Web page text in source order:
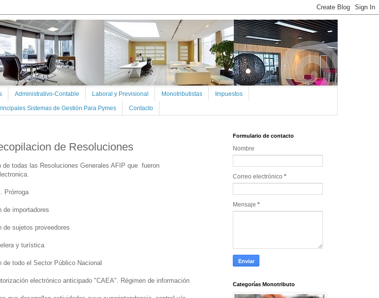
Administrativo-Contable Laboral y Previsional Monotributistas Impuestos
Sistemas de Gestión Para Pymes Contacto
de Resoluciones
todas las Resoluciones Generales AFIP que fueron
Prórroga
de importadores
de sujetos proveedores
y turística
todo el Sector Público Nacional
electrónico anticipado "CAEA". Régimen de información
Formulario de contacto
Nombre
Correo electrónico *
Mensaje *
Categorías Monotributo